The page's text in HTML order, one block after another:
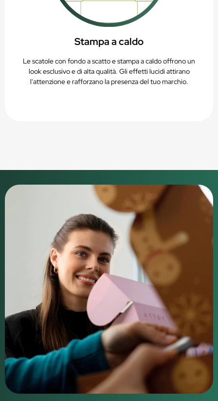
Stampa a caldo
Le scatole con fondo a scatto e stampa a caldo offrono un
look esclusivo e di alta qualità. Gli effetti lucidi attirano
l'attenzione e rafforzano la presenza del tuo marchio.